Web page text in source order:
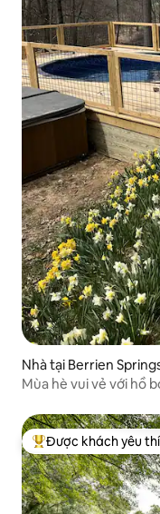
Nhà tại Berrien
Mùa hè vui vẻ với hồ
Được khách yêu
Được khách yêu